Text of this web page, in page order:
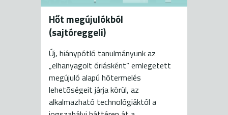
Hőt megújulókból
(sajtóreggeli)
Új, hiánypótló tanulmányunk az
„elhanyagolt óriásként” emlegetett
megújuló alapú hõtermelés
lehetõségeit járja körül, az
alkalmazható technológiáktól a